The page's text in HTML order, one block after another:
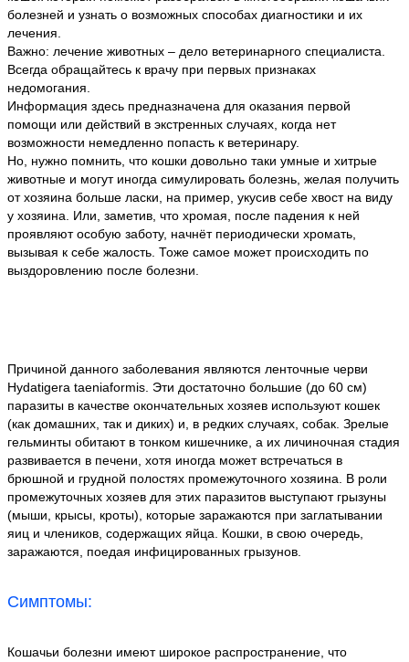
болезней и узнать о возможных способах диагностики и их
лечения.
Важно: лечение животных – дело ветеринарного специалиста.
Всегда обращайтесь к врачу при первых признаках
недомогания.
Информация здесь предназначена для оказания первой
помощи или действий в экстренных случаях, когда нет
возможности немедленно попасть к ветеринару.
Но, нужно помнить, что кошки довольно таки умные и хитрые
животные и могут иногда симулировать болезнь, желая получить
от хозяина больше ласки, на пример, укусив себе хвост на виду
у хозяина. Или, заметив, что хромая, после падения к ней
проявляют особую заботу, начнёт периодически хромать,
вызывая к себе жалость. Тоже самое может происходить по
выздоровлению после болезни.
Причиной данного заболевания являются ленточные черви
Hydatigera taeniaformis. Эти достаточно большие (до 60 см)
паразиты в качестве окончательных хозяев используют кошек
(как домашних, так и диких) и, в редких случаях, собак. Зрелые
гельминты обитают в тонком кишечнике, а их личиночная стадия
развивается в печени, хотя иногда может встречаться в
брюшной и грудной полостях промежуточного хозяина. В роли
промежуточных хозяев для этих паразитов выступают грызуны
(мыши, крысы, кроты), которые заражаются при заглатывании
яиц и члеников, содержащих яйца. Кошки, в свою очередь,
заражаются, поедая инфицированных грызунов.
Симптомы:
Кошачьи болезни имеют широкое распространение, что